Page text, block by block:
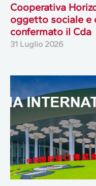
Cooperativa
oggetto sociale e
confermato il Cda
31 Luglio 2026